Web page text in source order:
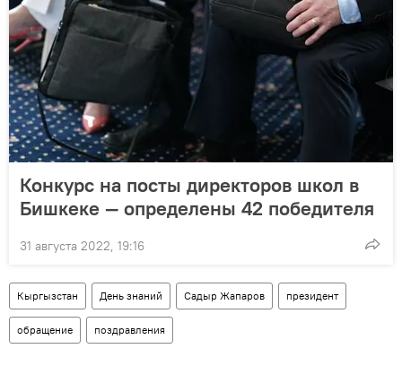
Конкурс на посты директоров школ в
Бишкеке — определены 42 победителя
31 августа 2022, 19:16
Кыргызстан День знаний Садыр Жапаров президент
обращение поздравления